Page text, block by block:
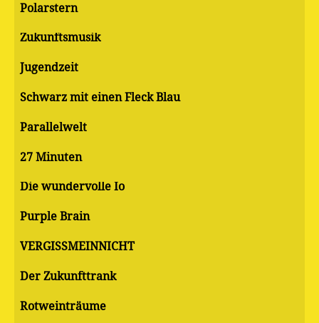
Polarstern
Zukunftsmusik
Jugendzeit
Schwarz mit einen Fleck Blau
Parallelwelt
27 Minuten
Die wundervolle Io
Purple Brain
VERGISSMEINNICHT
Der Zukunfttrank
Rotweinträume